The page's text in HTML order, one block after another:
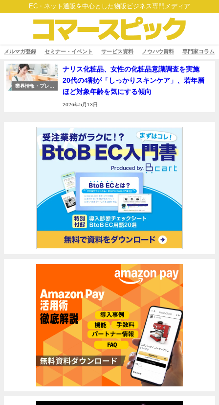
EC・ネット通販を中心とした物販ビジネス専門メディア
メルマガ登録 セミナー・イベント サービス資料 ノウハウ資料 専門家コラム
業界情報・プレス
ナリス化粧品、女性の化粧品意識調査を実施
20代の4割が「しっかりスキンケア」、若年層
ほど対象年齢を気にする傾向
2026年5月13日